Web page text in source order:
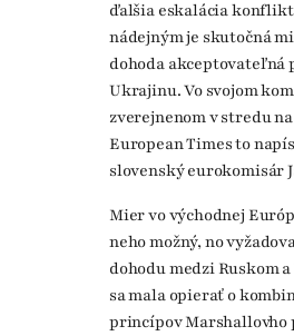
ďalšia eskalácia
nádejným je skutočná
dohoda akceptovateľná
Ukrajinu. Vo svojom
zverejnenom v stredu
European Times to
slovenský eurokomisár
Mier vo východnej
neho možný, no
dohodu medzi Ruskom a
sa mala opierať o
princípov Marshallovho